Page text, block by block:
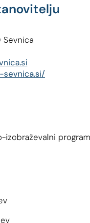
Sevnica
sevnica.si/
izobraževalni